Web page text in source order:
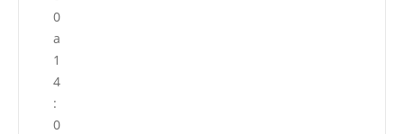
0
a
1
4
:
0